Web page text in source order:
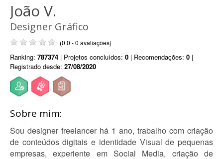
João V.
Designer Gráfico
(0.0 - 0 avaliações)
Ranking: 787374 | Projetos concluídos: 0 | Recomendações: 0 |
Registrado desde: 27/08/2020
Sobre mim:
Sou designer freelancer há 1 ano, trabalho com criação
de conteúdos digitais e identidade Visual de pequenas
empresas, experiente em Social Media, criação de